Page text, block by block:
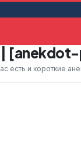
|
и короткие